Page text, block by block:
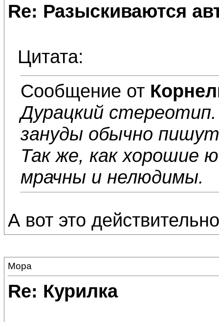
Re: Разыскиваются
Цитата:
Сообщение от
Дурацкий
зануды обычно
Так же, как хорошие
мрачны и нелюдимы.
А вот это
Мора
Re: Курилка